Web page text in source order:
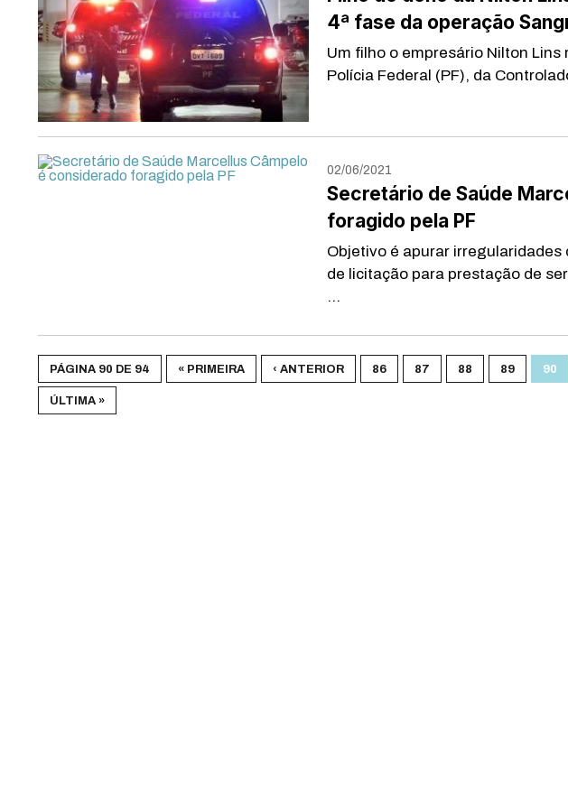
4ª fase da operação
Um filho o empresário Nilton
Polícia Federal (PF), da
02/06/2021
Secretário de Saúde
foragido pela PF
Objetivo é apurar
de licitação para prestação de
...
PÁGINA 90 DE 94 « PRIMEIRA ‹ ANTERIOR 86 87 88 89 90
ÚLTIMA »